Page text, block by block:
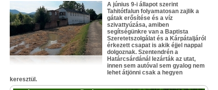
A június 9-i állapot szerint
Tahitótfalun folyamatosan zajlik a
gátak erősítése és a víz
szivattyúzása, amiben
segítségünkre van a Baptista
Szeretetszolgálat és a Kárpátaljáról
érkezett csapat is akik éjjel nappal
dolgoznak. Szentendrén a
Határcsárdánál lezárták az utat,
innen sem autóval sem gyalog nem
lehet átjönni csak a hegyen
keresztül.